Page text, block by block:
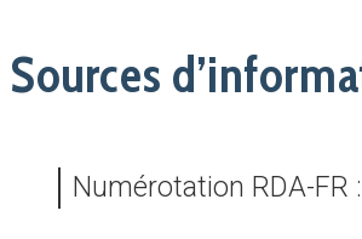
Sources
Numérotation RDA-FR :